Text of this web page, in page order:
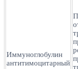
Иммуноглобулин
антитимоцитарный